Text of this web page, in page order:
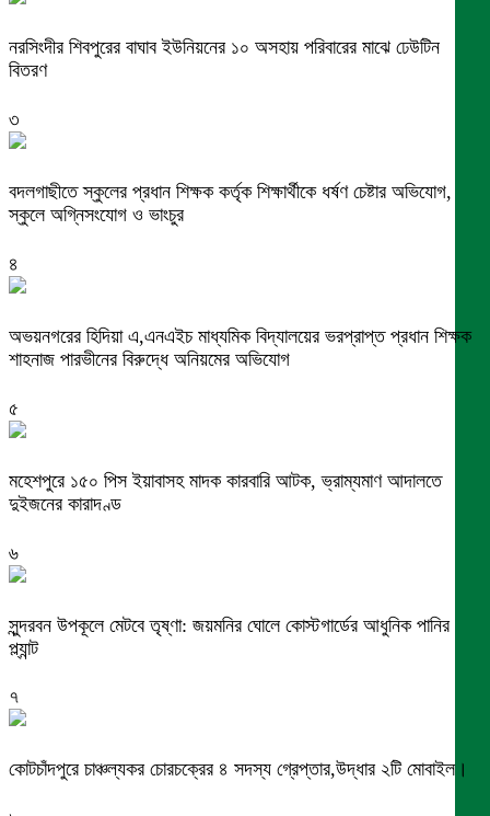
নরসিংদীর শিবপুরের বাঘাব ইউনিয়নের ১০ অসহায় পরিবারের মাঝে ঢেউটিন
বিতরণ
৩
বদলগাছীতে স্কুলের প্রধান শিক্ষক কর্তৃক শিক্ষার্থীকে ধর্ষণ চেষ্টার অভিযোগ,
স্কুলে অগ্নিসংযোগ ও ভাংচুর
৪
অভয়নগরের হিদিয়া এ,এনএইচ মাধ্যমিক বিদ্যালয়ের ভরপ্রাপ্ত প্রধান শিক্ষক
শাহনাজ পারভীনের বিরুদ্ধে অনিয়মের অভিযোগ
৫
মহেশপুরে ১৫০ পিস ইয়াবাসহ মাদক কারবারি আটক, ভ্রাম্যমাণ আদালতে
দুইজনের কারাদণ্ড
৬
সুন্দরবন উপকূলে মেটবে তৃষ্ণা: জয়মনির ঘোলে কোস্টগার্ডের আধুনিক পানির
প্ল্যান্ট
৭
কোটচাঁদপুরে চাঞ্চল্যকর চোরচক্রের ৪ সদস্য গ্রেপ্তার,উদ্ধার ২টি মোবাইল।